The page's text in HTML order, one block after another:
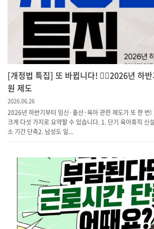
[개정법 특집] 또 바뀝니다! 💁‍♀️2026년 하
원 제도
2026.06.26
2026년 하반기부터 임신·출산·육아 관련 제도가 또 한 번!
크게 다섯 가지로 요약할 수 있습니다. 1. 단기 육아휴직 신
소 기간 단축​2. 남성도 일...